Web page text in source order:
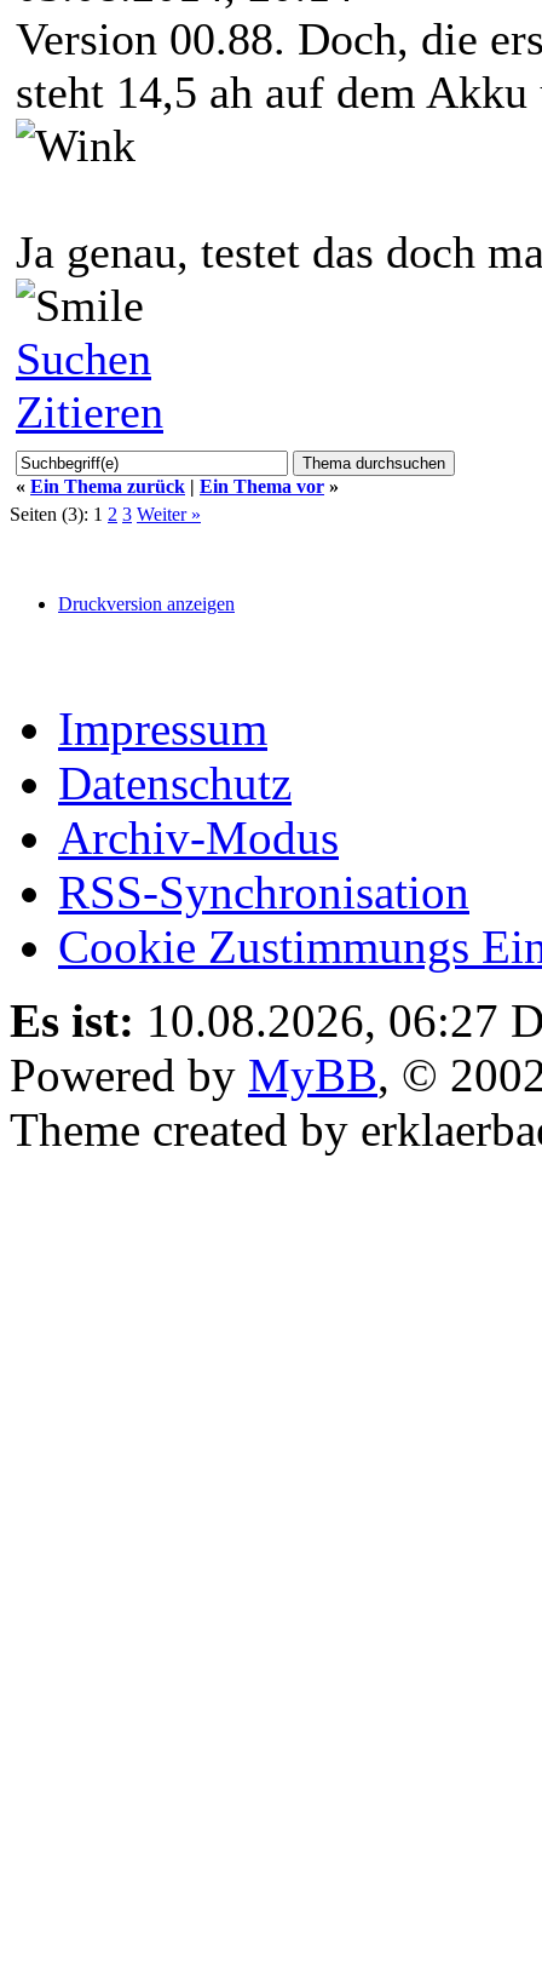
Version 00.88. Doch, die
steht 14,5 ah auf dem
Ja genau, testet das doch
Suchen
Zitieren
« Ein Thema zurück | Ein Thema vor »
Seiten (3): 1 2 3 Weiter »
Druckversion anzeigen
Impressum
Datenschutz
Archiv-Modus
RSS-Synchronisation
Cookie Zustimmungs
Es ist: 10.08.2026, 06:27
Powered by MyBB, ©
Theme created by